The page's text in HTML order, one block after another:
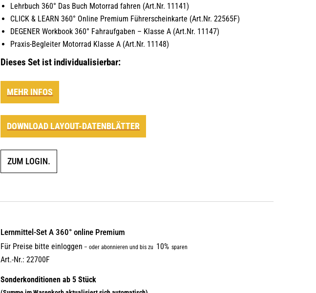
Lehrbuch 360° Das Buch Motorrad fahren (Art.Nr. 11141)
CLICK & LEARN 360° Online Premium Führerscheinkarte (Art.Nr. 22565F)
DEGENER Workbook 360° Fahraufgaben – Klasse A (Art.Nr. 11147)
Praxis-Begleiter Motorrad Klasse A (Art.Nr. 11148)
Dieses Set ist individualisierbar:
MEHR INFOS
DOWNLOAD LAYOUT-DATENBLÄTTER
ZUM LOGIN.
Lernmittel-Set A 360° online Premium
Für Preise bitte einloggen – oder abonnieren und bis zu 10% sparen
Art.-Nr.: 22700F